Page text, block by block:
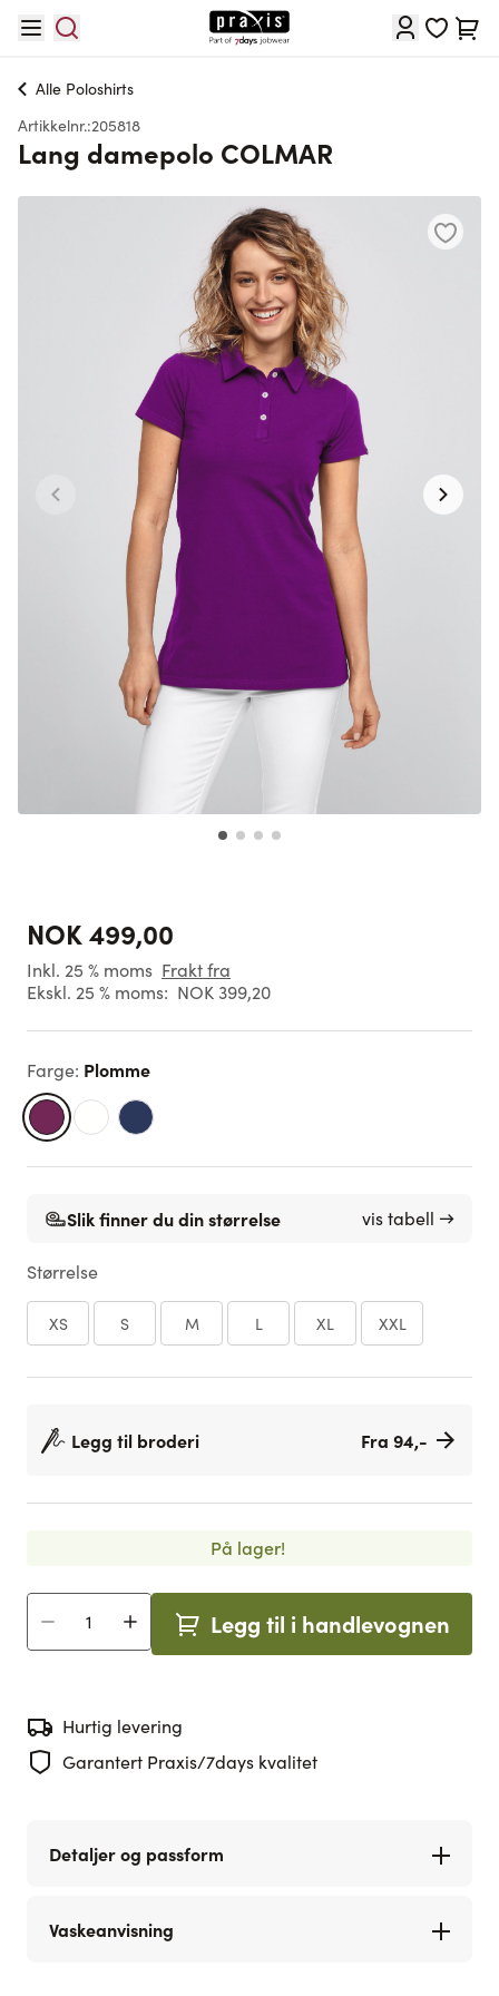
Cart
Alle Poloshirts
Artikkelnr.:205818
Lang damepolo COLMAR
NOK 499,00
Inkl. 25 % moms Frakt fra
Ekskl. 25 % moms: NOK 399,20
Farge: Plomme
Slik finner du din størrelse vis tabell →
Størrelse
XS S M L XL XXL
Legg til broderi Fra 94,-
På lager!
Antall Legg til i handlevognen
Hurtig levering
Garantert Praxis/7days kvalitet
Detaljer og passform
Vaskeanvisning